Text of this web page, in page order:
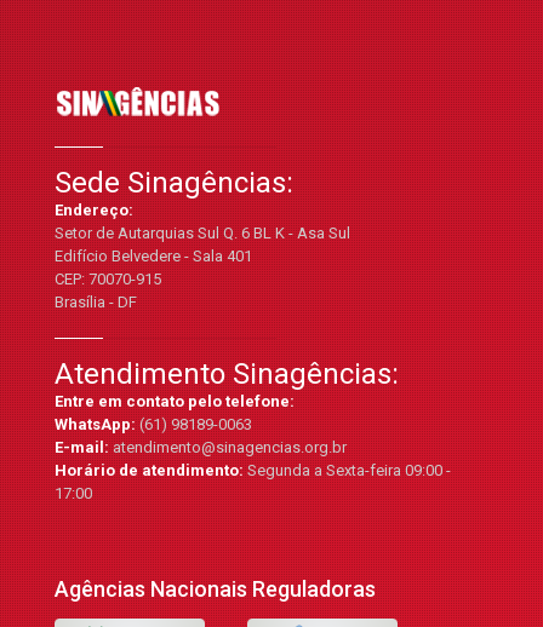
Sede Sinagências:
Endereço:
Setor de Autarquias Sul Q. 6 BL K - Asa Sul
Edifício Belvedere - Sala 401
CEP: 70070-915
Brasília - DF
Atendimento Sinagências:
Entre em contato pelo telefone:
WhatsApp:(61) 98189-0063
E-mail:atendimento@sinagencias.org.br
Horário de atendimento:Segunda a Sexta-feira 09:00 -
17:00
Agências Nacionais Reguladoras